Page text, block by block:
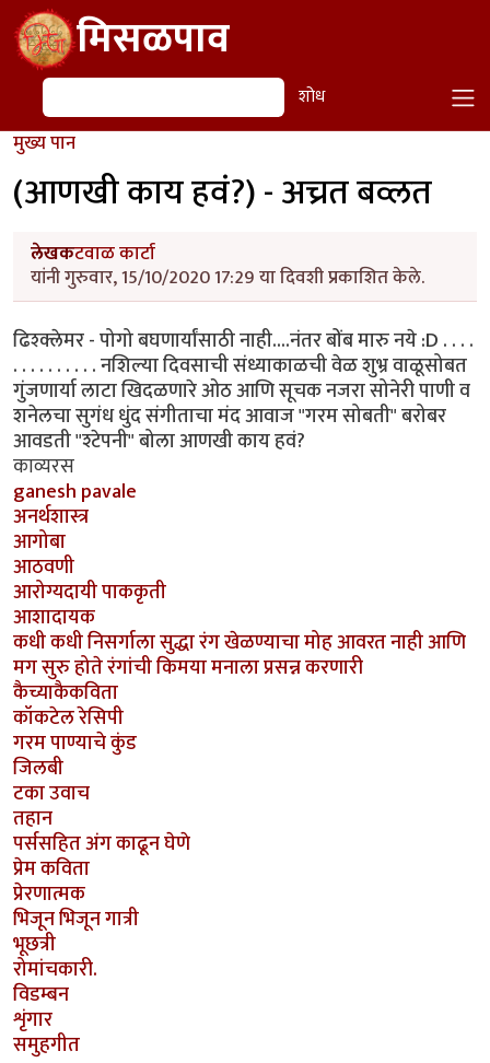
Skip to main contentमिसळपाव
शोध शोध
मुख्य पान
(आणखी काय हवं?) - अच्रत बव्लत
लेखकटवाळ कार्टा
यांनी गुरुवार, 15/10/2020 17:29 या दिवशी प्रकाशित केले.
ढिश्क्लेमर - पोगो बघणार्यांसाठी नाही....नंतर बोंब मारु नये :D . . . .
. . . . . . . . . . नशिल्या दिवसाची संध्याकाळची वेळ शुभ्र वाळूसोबत
गुंजणार्या लाटा खिदळणारे ओठ आणि सूचक नजरा सोनेरी पाणी व
शनेलचा सुगंध धुंद संगीताचा मंद आवाज "गरम सोबती" बरोबर
आवडती "श्टेपनी" बोला आणखी काय हवं?
काव्यरस
ganesh pavale
अनर्थशास्त्र
आगोबा
आठवणी
आरोग्यदायी पाककृती
आशादायक
कधी कधी निसर्गाला सुद्धा रंग खेळण्याचा मोह आवरत नाही आणि
मग सुरु होते रंगांची किमया मनाला प्रसन्न करणारी
कैच्याकैकविता
कॉकटेल रेसिपी
गरम पाण्याचे कुंड
जिलबी
टका उवाच
तहान
पर्ससहित अंग काढून घेणे
प्रेम कविता
प्रेरणात्मक
भिजून भिजून गात्री
भूछत्री
रोमांचकारी.
विडम्बन
शृंगार
समुहगीत